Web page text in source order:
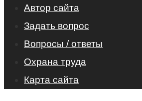
Автор сайта
Задать вопрос
Вопросы / ответы
Охрана труда
Карта сайта